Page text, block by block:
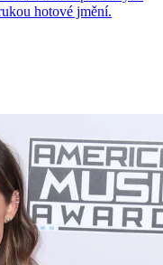
hotové jmění.